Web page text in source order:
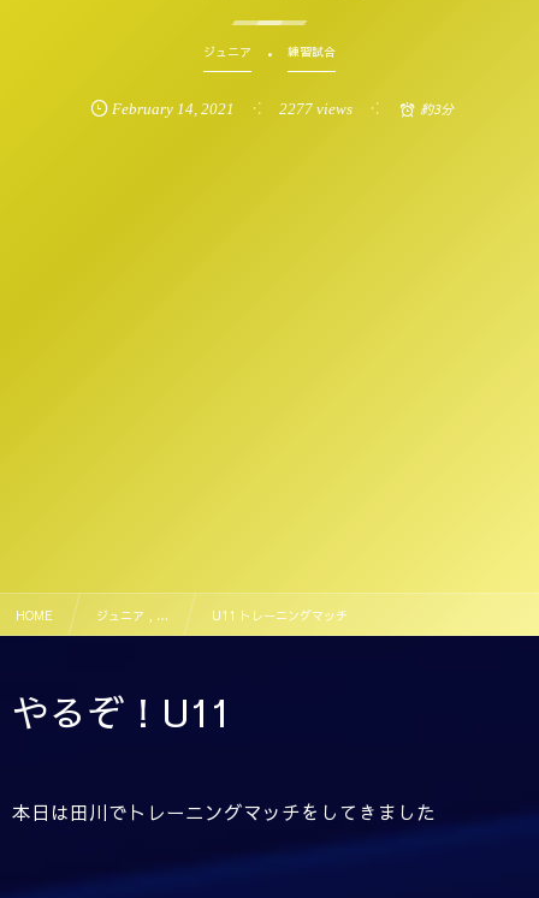
ジュニア 練習試合
February 14 ,2021 2277 views 約3分
HOME ジュニア , … U11 トレーニングマッチ
やるぞ！U11
本日は田川でトレーニングマッチをしてきました